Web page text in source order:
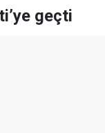
geçti